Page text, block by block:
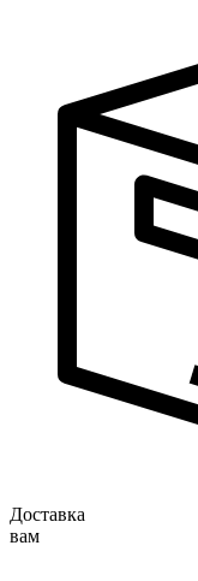
Доставка
вам